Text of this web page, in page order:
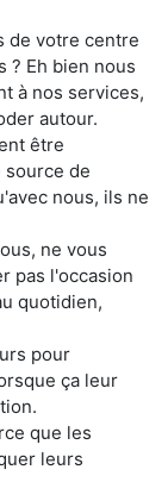
de votre centre
? Eh bien nous
à nos services,
autour.
être
de
nous, ils ne
ne vous
pas l'occasion
quotidien,
pour
ça leur
que les
leurs